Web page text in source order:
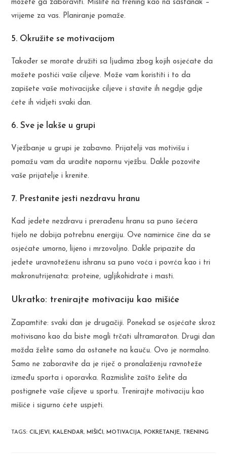
možete ga zaboraviti. Mislite na trening kao na sastanak –
vrijeme za vas. Planiranje pomaže.
5. Okružite se motivacijom
Također se morate družiti sa ljudima zbog kojih osjećate da
možete postići vaše ciljeve. Može vam koristiti i to da
zapišete vaše motivacijske ciljeve i stavite ih negdje gdje
ćete ih vidjeti svaki dan.
6. Sve je lakše u grupi
Vježbanje u grupi je zabavno. Prijatelji vas motivišu i
pomažu vam da uradite napornu vježbu. Dakle pozovite
vaše prijatelje i krenite.
7. Prestanite jesti nezdravu hranu
Kad jedete nezdravu i prerađenu hranu sa puno šećera
tijelo ne dobija potrebnu energiju. Ove namirnice čine da se
osjećate umorno, lijeno i mrzovoljno. Dakle pripazite da
jedete uravnoteženu ishranu sa puno voća i povrća kao i tri
makronutrijenata: proteine, ugljikohidrate i masti.
Ukratko: trenirajte motivaciju kao mišiće
Zapamtite: svaki dan je drugačiji. Ponekad se osjećate skroz
motivisano kao da biste mogli trčati ultramaraton. Drugi dan
možda želite samo da ostanete na kauču. Ovo je normalno.
Samo ne zaboravite da je riječ o pronalaženju ravnoteže
između sporta i oporavka. Razmislite zašto želite da
postignete vaše ciljeve u sportu. Trenirajte motivaciju kao
mišiće i sigurno ćete uspjeti.
TAGS:CILJEVI, KALENDAR, MIŠIĆI, MOTIVACIJA, POKRETANJE, TRENING